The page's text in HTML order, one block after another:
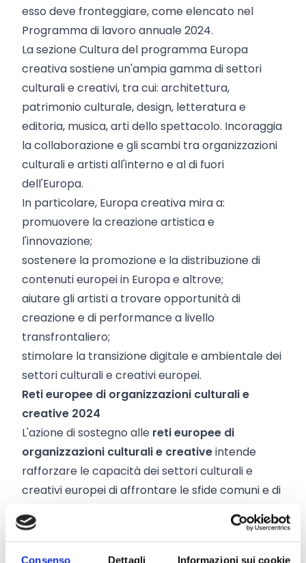
Consenso Dettagli Informazioni sui cookie
esso deve fronteggiare, come elencato nel
Programma di lavoro annuale 2024.
La sezione Cultura del programma Europa
creativa sostiene un'ampia gamma di settori
culturali e creativi, tra cui: architettura,
patrimonio culturale, design, letteratura e
editoria, musica, arti dello spettacolo. Incoraggia
la collaborazione e gli scambi tra organizzazioni
culturali e artisti all'interno e al di fuori
dell'Europa.
In particolare, Europa creativa mira a:
promuovere la creazione artistica e
l'innovazione;
sostenere la promozione e la distribuzione di
contenuti europei in Europa e altrove;
aiutare gli artisti a trovare opportunità di
creazione e di performance a livello
transfrontaliero;
stimolare la transizione digitale e ambientale dei
settori culturali e creativi europei.
Reti europee di organizzazioni culturali e
creative 2024
L'azione di sostegno alle reti europee di
organizzazioni culturalie creativeintende
rafforzare le capacità dei settori culturali e
creativi europei di affrontare le sfide comuni e di
generare occupazione e crescita. Questa azione